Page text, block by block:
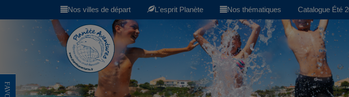
Nos villes de départ L'esprit Planète Nos thématiques Catalogue Été